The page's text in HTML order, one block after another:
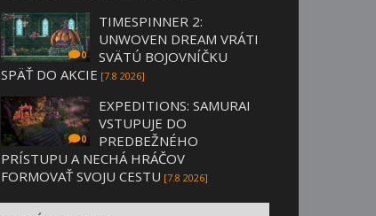
0
TIMESPINNER 2:
UNWOVEN DREAM VRÁTI
SVÄTÚ BOJOVNÍČKU
SPÄŤ DO AKCIE [7.8 2026]
0
EXPEDITIONS: SAMURAI
VSTUPUJE DO
PREDBEŽNÉHO
PRÍSTUPU A NECHÁ HRÁČOV
FORMOVAŤ SVOJU CESTU [7.8 2026]